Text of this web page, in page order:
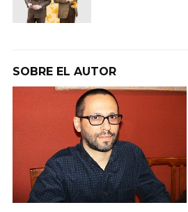
SOBRE EL AUTOR